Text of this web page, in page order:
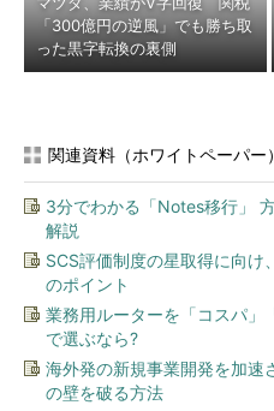
「300億円の逆風」でも勝ち取
った黒字転換の裏側
関連資料（ホワイトペーパー）
3分でわかる「Notes移行」
解説
SCS評価制度の星取得に向け
のポイント
業務用ルーターを「コスパ」
で選ぶなら?
海外発の新規事業開発を加速
の壁を破る方法